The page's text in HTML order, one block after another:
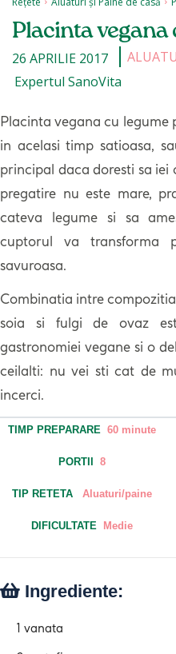
Placinta vegana
26 APRILIE 2017
Expertul SanoVita
Placinta vegana cu legume
in acelasi timp satioasa,
principal daca doresti sa iei
pregatire nu este mare,
cateva legume si sa
cuptorul va transforma
savuroasa.
Combinatia intre
soia si fulgi de ovaz
gastronomiei vegane si o
ceilalti: nu vei sti cat de
incerci.
TIMP PREPARARE 60 minute
PORTII 8
TIP RETETA Aluaturi/paine
DIFICULTATE Medie
Ingrediente:
1 vanata